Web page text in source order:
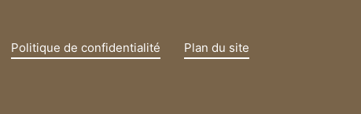
Politique de confidentialité Plan du site